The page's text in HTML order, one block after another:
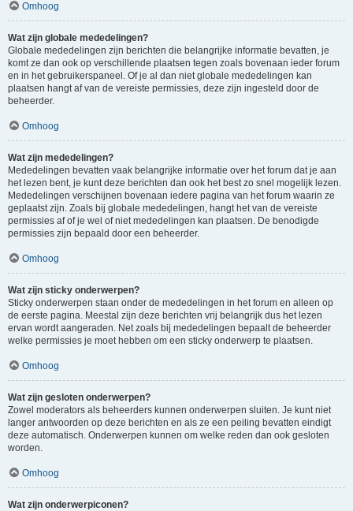
Omhoog
Wat zijn globale mededelingen?
Globale mededelingen zijn berichten die belangrijke informatie bevatten, je
komt ze dan ook op verschillende plaatsen tegen zoals bovenaan ieder forum
en in het gebruikerspaneel. Of je al dan niet globale mededelingen kan
plaatsen hangt af van de vereiste permissies, deze zijn ingesteld door de
beheerder.
Omhoog
Wat zijn mededelingen?
Mededelingen bevatten vaak belangrijke informatie over het forum dat je aan
het lezen bent, je kunt deze berichten dan ook het best zo snel mogelijk lezen.
Mededelingen verschijnen bovenaan iedere pagina van het forum waarin ze
geplaatst zijn. Zoals bij globale mededelingen, hangt het van de vereiste
permissies af of je wel of niet mededelingen kan plaatsen. De benodigde
permissies zijn bepaald door een beheerder.
Omhoog
Wat zijn sticky onderwerpen?
Sticky onderwerpen staan onder de mededelingen in het forum en alleen op
de eerste pagina. Meestal zijn deze berichten vrij belangrijk dus het lezen
ervan wordt aangeraden. Net zoals bij mededelingen bepaalt de beheerder
welke permissies je moet hebben om een sticky onderwerp te plaatsen.
Omhoog
Wat zijn gesloten onderwerpen?
Zowel moderators als beheerders kunnen onderwerpen sluiten. Je kunt niet
langer antwoorden op deze berichten en als ze een peiling bevatten eindigt
deze automatisch. Onderwerpen kunnen om welke reden dan ook gesloten
worden.
Omhoog
Wat zijn onderwerpiconen?